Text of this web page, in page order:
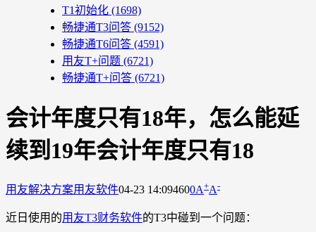
T1初始化 (1698)
畅捷通T3问答 (9152)
畅捷通T6问答 (4591)
用友T+问题 (6721)
畅捷通T+问答 (6721)
会计年度只有18年，怎么能延
续到19年会计年度只有18
用友解决方案用友软件04-23 14:094600A+A-
近日使用的用友T3财务软件的T3中碰到一个问题：